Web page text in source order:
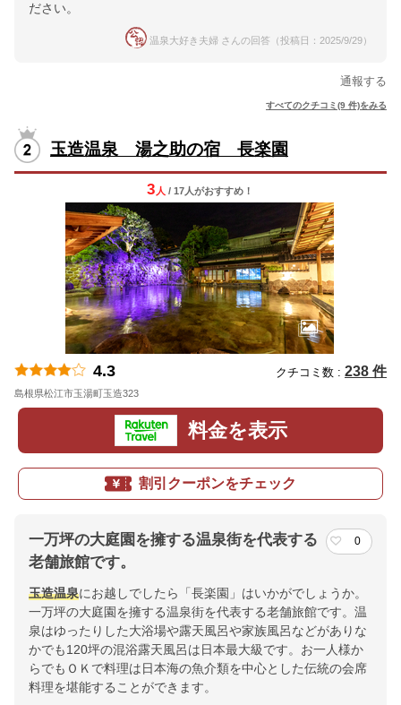
ださい。
温泉大好き夫婦 さんの回答（投稿日：2025/9/29）
通報する
すべてのクチコミ(9 件)をみる
玉造温泉 湯之助の宿 長楽園
3 人 / 17人がおすすめ！
4.3 クチコミ数 : 238 件
島根県松江市玉湯町玉造323
料金を表示
割引クーポンをチェック
一万坪の大庭園を擁する温泉街を代表する
老舗旅館です。
0
玉造温泉にお越しでしたら「長楽園」はいかがでしょうか。
一万坪の大庭園を擁する温泉街を代表する老舗旅館です。温
泉はゆったりした大浴場や露天風呂や家族風呂などがありな
かでも120坪の混浴露天風呂は日本最大級です。お一人様か
らでもＯＫで料理は日本海の魚介類を中心とした伝統の会席
料理を堪能することができます。